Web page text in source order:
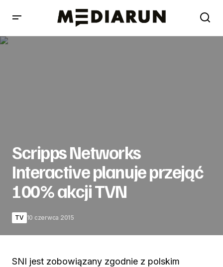
Scripps Networks
Interactive planuje przejąć
100% akcji TVN
TV 10 czerwca 2015
SNI jest zobowiązany zgodnie z polskim